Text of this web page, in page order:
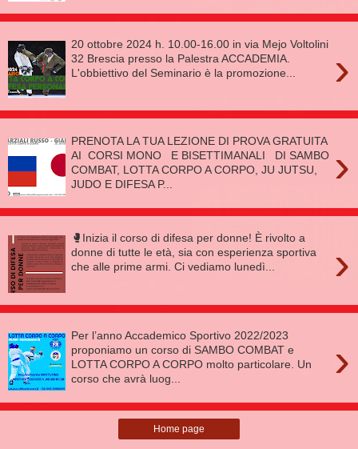
›
20 ottobre 2024 h. 10.00-16.00 in via Mejo Voltolini
32 Brescia presso la Palestra ACCADEMIA.
L'obbiettivo del Seminario è la promozione...
›
PRENOTA LA TUA LEZIONE DI PROVA GRATUITA
AI CORSI MONO E BISETTIMANALI DI SAMBO
COMBAT, LOTTA CORPO A CORPO, JU JUTSU,
JUDO E DIFESA P...
›
🥊Inizia il corso di difesa per donne! È rivolto a
donne di tutte le età, sia con esperienza sportiva
che alle prime armi. Ci vediamo lunedì...
›
Per l’anno Accademico Sportivo 2022/2023
proponiamo un corso di SAMBO COMBAT e
LOTTA CORPO A CORPO molto particolare. Un
corso che avrà luog...
Home page